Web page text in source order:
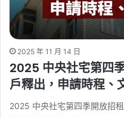
2025 年 11 月 14 日
2025 中央社宅第四
戶釋出，申請時程、
2025 中央社宅第四季開放招